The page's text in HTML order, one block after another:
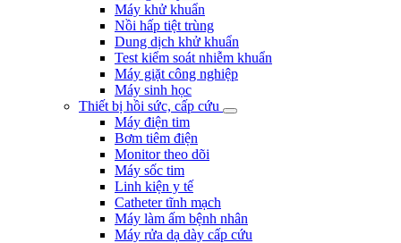
Máy khử khuẩn
Nồi hấp tiệt trùng
Dung dịch khử khuẩn
Test kiểm soát nhiễm khuẩn
Máy giặt công nghiệp
Máy sinh học
Thiết bị hồi sức, cấp cứu
Máy điện tim
Bơm tiêm điện
Monitor theo dõi
Máy sốc tim
Linh kiện y tế
Catheter tĩnh mạch
Máy làm ấm bệnh nhân
Máy rửa dạ dày cấp cứu